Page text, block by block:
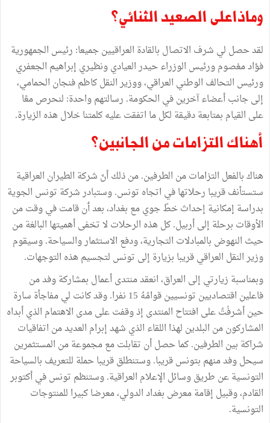
وماذاعلى الصعيد الثنائي؟
لقدحصل لي شرف الاتصال بالقادة العراقيينجميعا: رئيس الجمهورية
فؤادمعْصومورئيس الوزراءحيدرالعياديونظيري إبراهيم الجعفري
ورئيس التحالف الوطني العراقي،ووزيرالنقلكاظمفنجان الحمامي،
إلىجانبأعضاءآخرينفي الحكومة. رسالتهمواحدة: لنحرصمعًا
على القيام بمتابعةدقيقة لكلما اتفقتعليهكلمتناخلال هذه الزيارة.
أهناك التزامات من الجانبين؟
هناكبالفعل التزاماتمن الطرفين.منذلكأنّ شركة الطيران العراقية
ستستأنفقريبا رحلاتهافي اتجاه تونس.وستبادرشركة تونس الجوية
بدراسة إمكانية إحداثخطّجويمع بغداد،بعدٲنقامتفيوقتمن
الأوقات برحلة إلىأربيل.كل هذه الرحلات لاتخفىأهميتها البالغةمن
حيث النهوض بالمبادلات التجارية،ودفع الاستثماروالسياحة.وسيقوم
وزيرالنقل العراقيقريبا بزيارة إلى تونس لتجسيم هذه التوجهات.
وبمناسبة زيارتي إلى العراق،انعقدمنتدىأعمال بمشاركةوفدمن
فاعلين اقتصاديين تونسيينقوامُهُ نفرا.وقدكانت ليمفاجأة سارة
حينأشرفْتُعلى افتتاح المنتدى إذوقفتعلىمدى الاهتمام الذيأبداه
المشاركونمن البلدين لهذا اللقاء الذي شهدإبرام العديدمن اتفاقيات
شراكة بين الطرفين.كماحصلأن تقابلتمعمجموعةمن المستثمرين
سيحلوفدمنهم بتونسقريبا.وستنطلققريباحملة للتعريف بالسياحة
التونسيةعن طريقوسائل الإعلام العراقية.وستنظم تونسفيأكتوبر
القادم،وقبيل إقامةمعرض بغدادالدولي،معرضاكبيرا للمنتوجات
التونسية.